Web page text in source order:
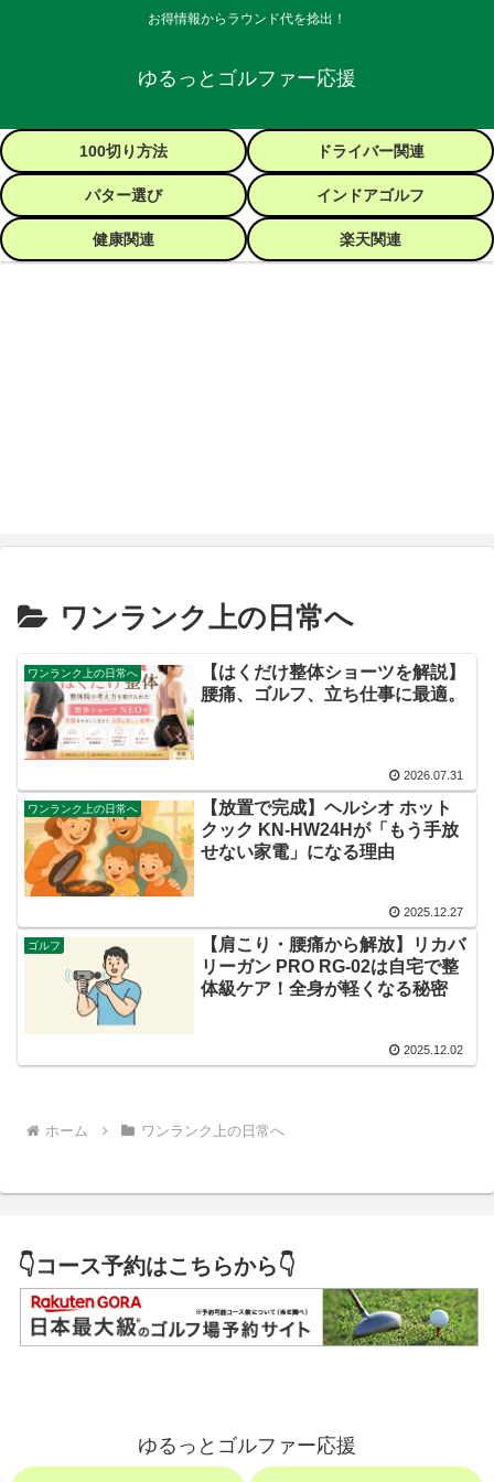
お得情報からラウンド代を捻出！
ゆるっとゴルファー応援
100切り方法 ドライバー関連
パター選び インドアゴルフ
健康関連 楽天関連
ワンランク上の日常へ
ワンランク上の日常へ
【はくだけ整体ショーツを解説】
腰痛、ゴルフ、立ち仕事に最適。
2026.07.31
ワンランク上の日常へ
【放置で完成】ヘルシオ ホット
クック KN-HW24Hが「もう手放
せない家電」になる理由
2025.12.27
ゴルフ
【肩こり・腰痛から解放】リカバ
リーガン PRO RG-02は自宅で整
体級ケア！全身が軽くなる秘密
2025.12.02
ホーム ワンランク上の日常へ
👇コース予約はこちらから👇
ゆるっとゴルファー応援